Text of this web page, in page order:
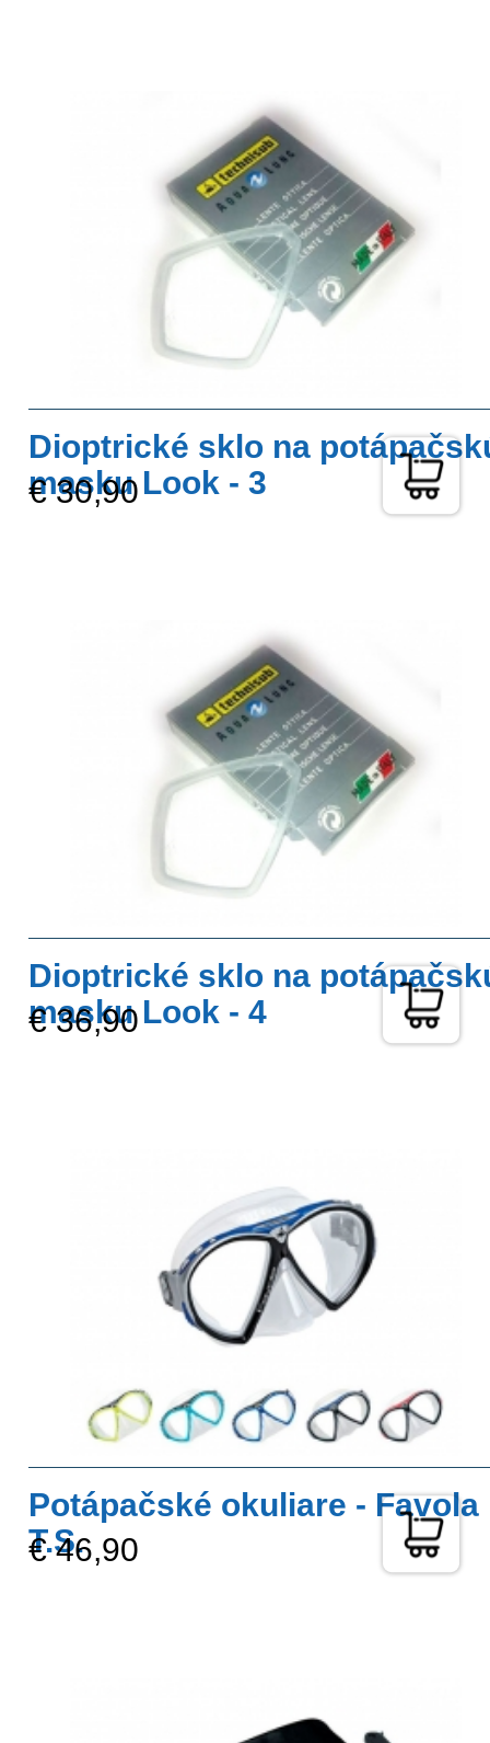
Dioptrické sklo na
masku Look - 3
€ 30,90
Dioptrické sklo na
masku Look - 4
€ 36,90
Potápačské okuliare - Favola
T.S.
€ 46,90